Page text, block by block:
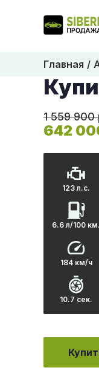
Главная
1 559 900
642
123 л.с.
6.6 л/100 км.
184 км/ч
10.7 сек.